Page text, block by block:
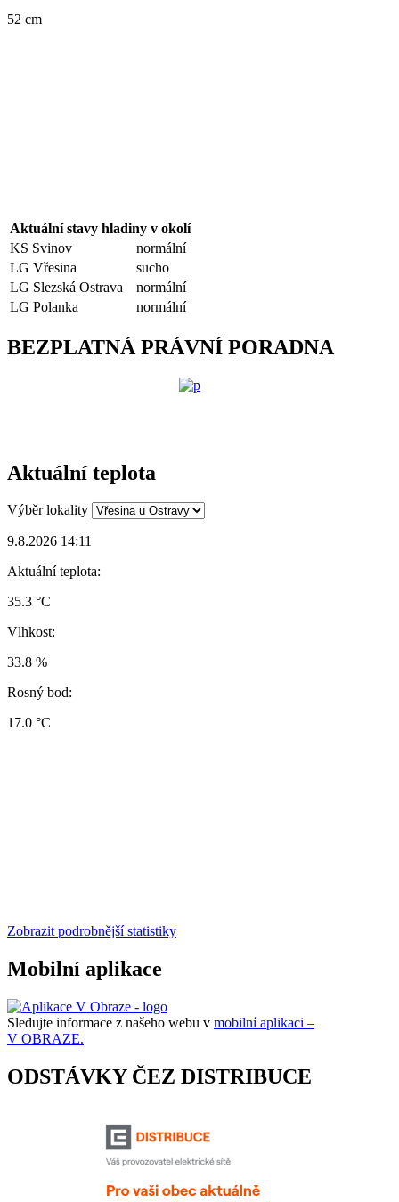
52 cm
Aktuální stavy hladiny v okolí
KS Svinov
normální
LG Vřesina
sucho
LG Slezská Ostrava
normální
LG Polanka
normální
BEZPLATNÁ PRÁVNÍ PORADNA
Aktuální teplota
Výběr lokality
9.8.2026 14:11
Aktuální teplota:
35.3 °C
Vlhkost:
33.8 %
Rosný bod:
17.0 °C
Zobrazit podrobnější statistiky
Mobilní aplikace
Sledujte informace z našeho webu v mobilní aplikaci –
V OBRAZE.
ODSTÁVKY ČEZ DISTRIBUCE